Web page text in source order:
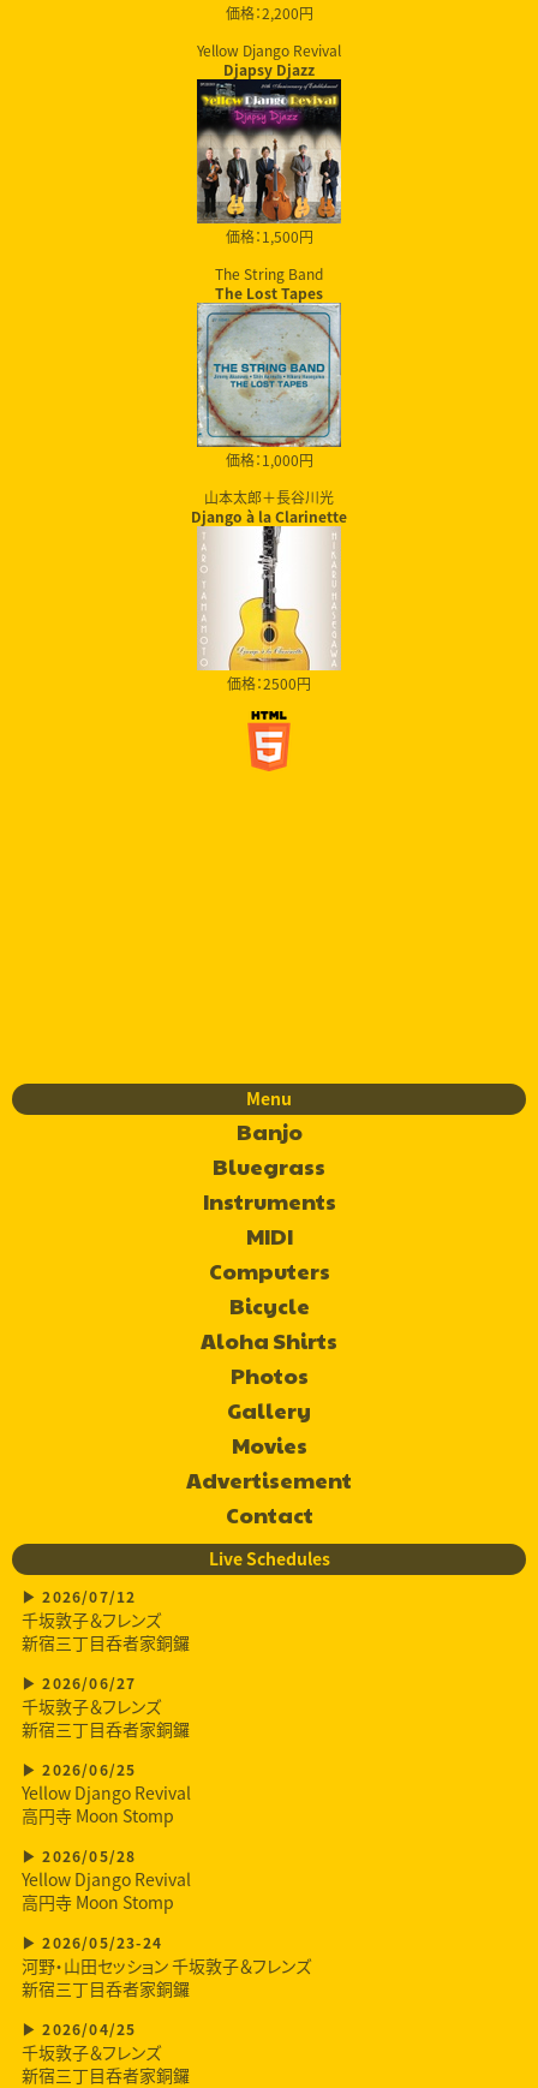
価格：2,200円
Yellow Django Revival
Djapsy Djazz
価格：1,500円
The String Band
The Lost Tapes
価格：1,000円
山本太郎＋長谷川光
Django à la Clarinette
価格：2500円
Menu
Banjo
Bluegrass
Instruments
MIDI
Computers
Bicycle
Aloha Shirts
Photos
Gallery
Movies
Advertisement
Contact
Live Schedules
2026/07/12
千坂敦子＆フレンズ
新宿三丁目呑者家銅鑼
2026/06/27
千坂敦子＆フレンズ
新宿三丁目呑者家銅鑼
2026/06/25
Yellow Django Revival
高円寺 Moon Stomp
2026/05/28
Yellow Django Revival
高円寺 Moon Stomp
2026/05/23-24
河野・山田セッション 千坂敦子＆フレンズ
新宿三丁目呑者家銅鑼
2026/04/25
千坂敦子＆フレンズ
新宿三丁目呑者家銅鑼